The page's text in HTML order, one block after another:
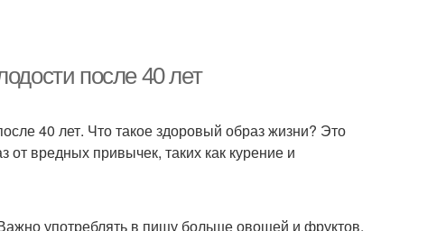
после 40 лет
40 лет. Что такое здоровый образ жизни? Это
от вредных привычек, таких как курение и
употреблять в пищу больше овощей и фруктов,